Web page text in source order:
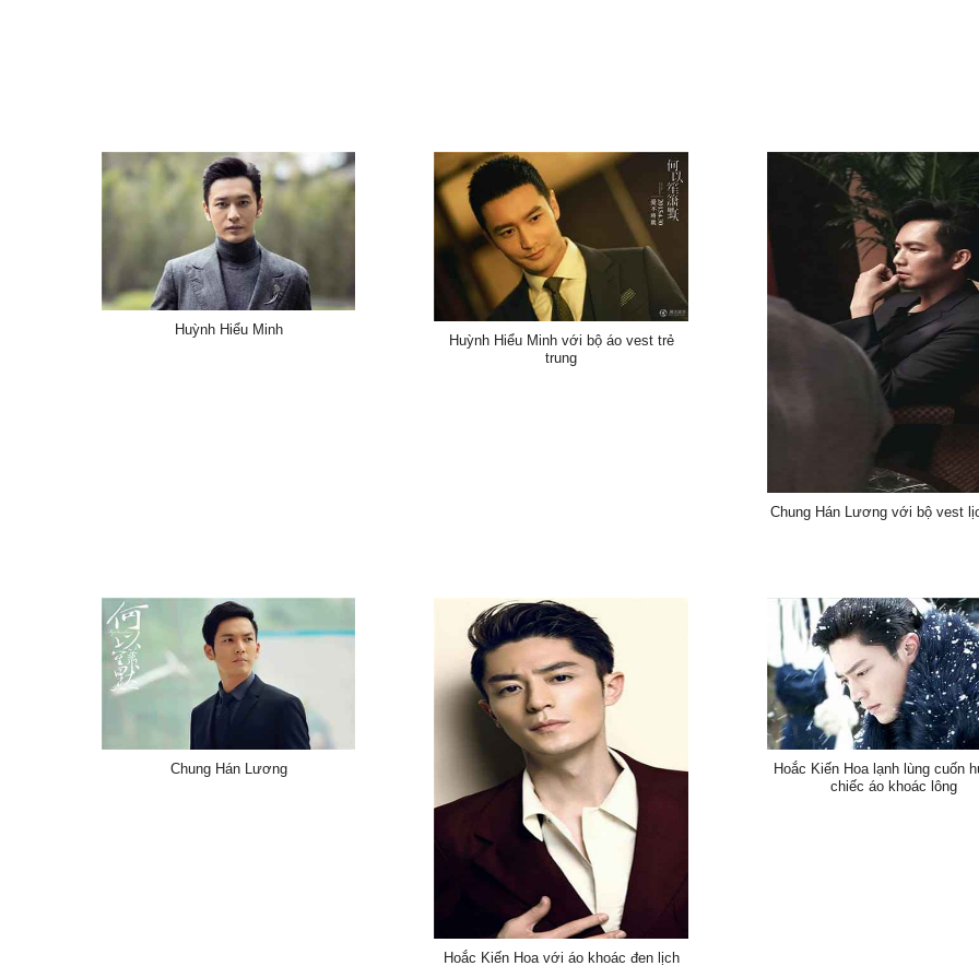
Huỳnh Hiểu Minh
Huỳnh Hiểu Minh với bộ áo vest trẻ
trung
Chung Hán Lương với bộ vest
Chung Hán Lương
Hoắc Kiến Hoa với áo khoác đen lịch
Hoắc Kiến Hoa lạnh lùng cuốn
chiếc áo khoác lông